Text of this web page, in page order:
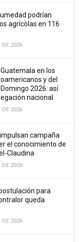
podrían
agrícolas en 116
DE 2026
en los
y del
2026: así
nacional
DE 2026
campaña
el conocimiento de
Claudina
DE 2026
para
queda
DE 2026